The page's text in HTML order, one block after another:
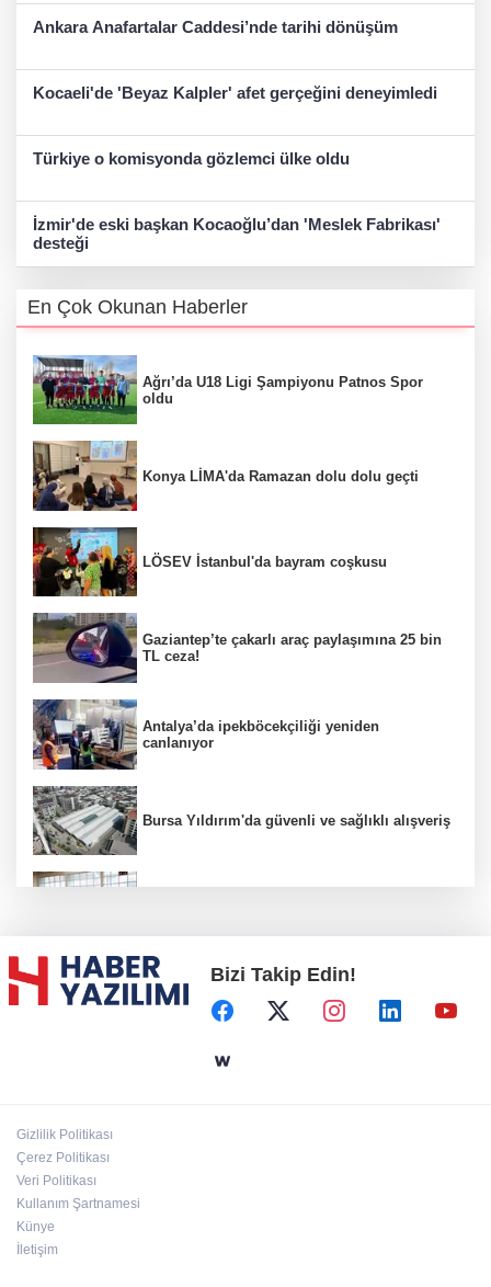
Ankara Anafartalar Caddesi’nde tarihi dönüşüm
Kocaeli'de 'Beyaz Kalpler' afet gerçeğini deneyimledi
Türkiye o komisyonda gözlemci ülke oldu
İzmir'de eski başkan Kocaoğlu’dan 'Meslek Fabrikası'
desteği
En Çok Okunan Haberler
Ağrı’da U18 Ligi Şampiyonu Patnos Spor
oldu
Konya LİMA'da Ramazan dolu dolu geçti
LÖSEV İstanbul'da bayram coşkusu
Gaziantep’te çakarlı araç paylaşımına 25 bin
TL ceza!
Antalya’da ipekböcekçiliği yeniden
canlanıyor
Bursa Yıldırım'da güvenli ve sağlıklı alışveriş
Başkent'in göletlerinde temizlik ve bakım
sürüyor
Bizi Takip Edin!
Gizlilik Politikası
Çerez Politikası
Veri Politikası
Kullanım Şartnamesi
Künye
İletişim